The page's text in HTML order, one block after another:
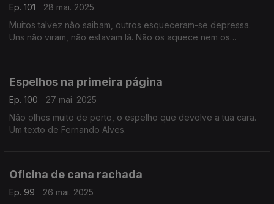
Ep. 101
28 mai. 2025
Muitos talvez não saibam, outros esqueceram-se depressa.
Uns não viram, não estavam lá. Não os aquece nem os
Espelhos na primeira página
Ep. 100
27 mai. 2025
Não olhes muito de perto, o espelho que devolve a tua cara.
Um texto de Fernando Alves.
Oficina de cana rachada
Ep. 99
26 mai. 2025